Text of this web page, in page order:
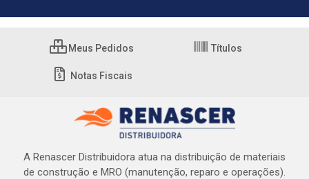
Meus Pedidos Títulos
Notas Fiscais
A Renascer Distribuidora atua na distribuição de materiais
de construção e MRO (manutenção, reparo e operações).